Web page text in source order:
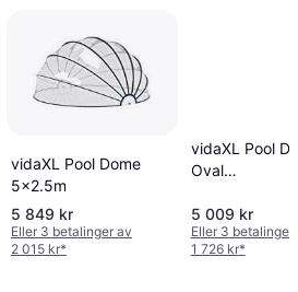
vidaXL Pool Dome
5x2.5m
5 849 kr
Eller 3 betalinger av
2 015 kr*
vidaXL Pool
Oval
5 009 kr
Eller 3 betalinger
1 726 kr*